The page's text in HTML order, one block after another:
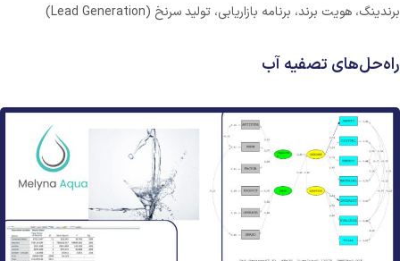
برندینگ، هویت برند، برنامه بازاریابی، تولید سرنخ (Lead Generation)
راه‌حل‌های تصفیه آب